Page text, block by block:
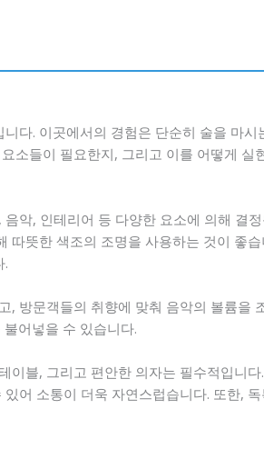
다. 이곳에서의 경험은 단순히 술을 마시
소들이 필요한지, 그리고 이를 어떻게 실
악, 인테리어 등 다양한 요소에 의해 결
뜻한 색조의 조명을 사용하는 것이 좋
.
, 방문객들의 취향에 맞춰 음악의 볼륨을
어넣을 수 있습니다.
블, 그리고 편안한 의자는 필수적입니
어 소통이 더욱 자연스럽습니다. 또한,